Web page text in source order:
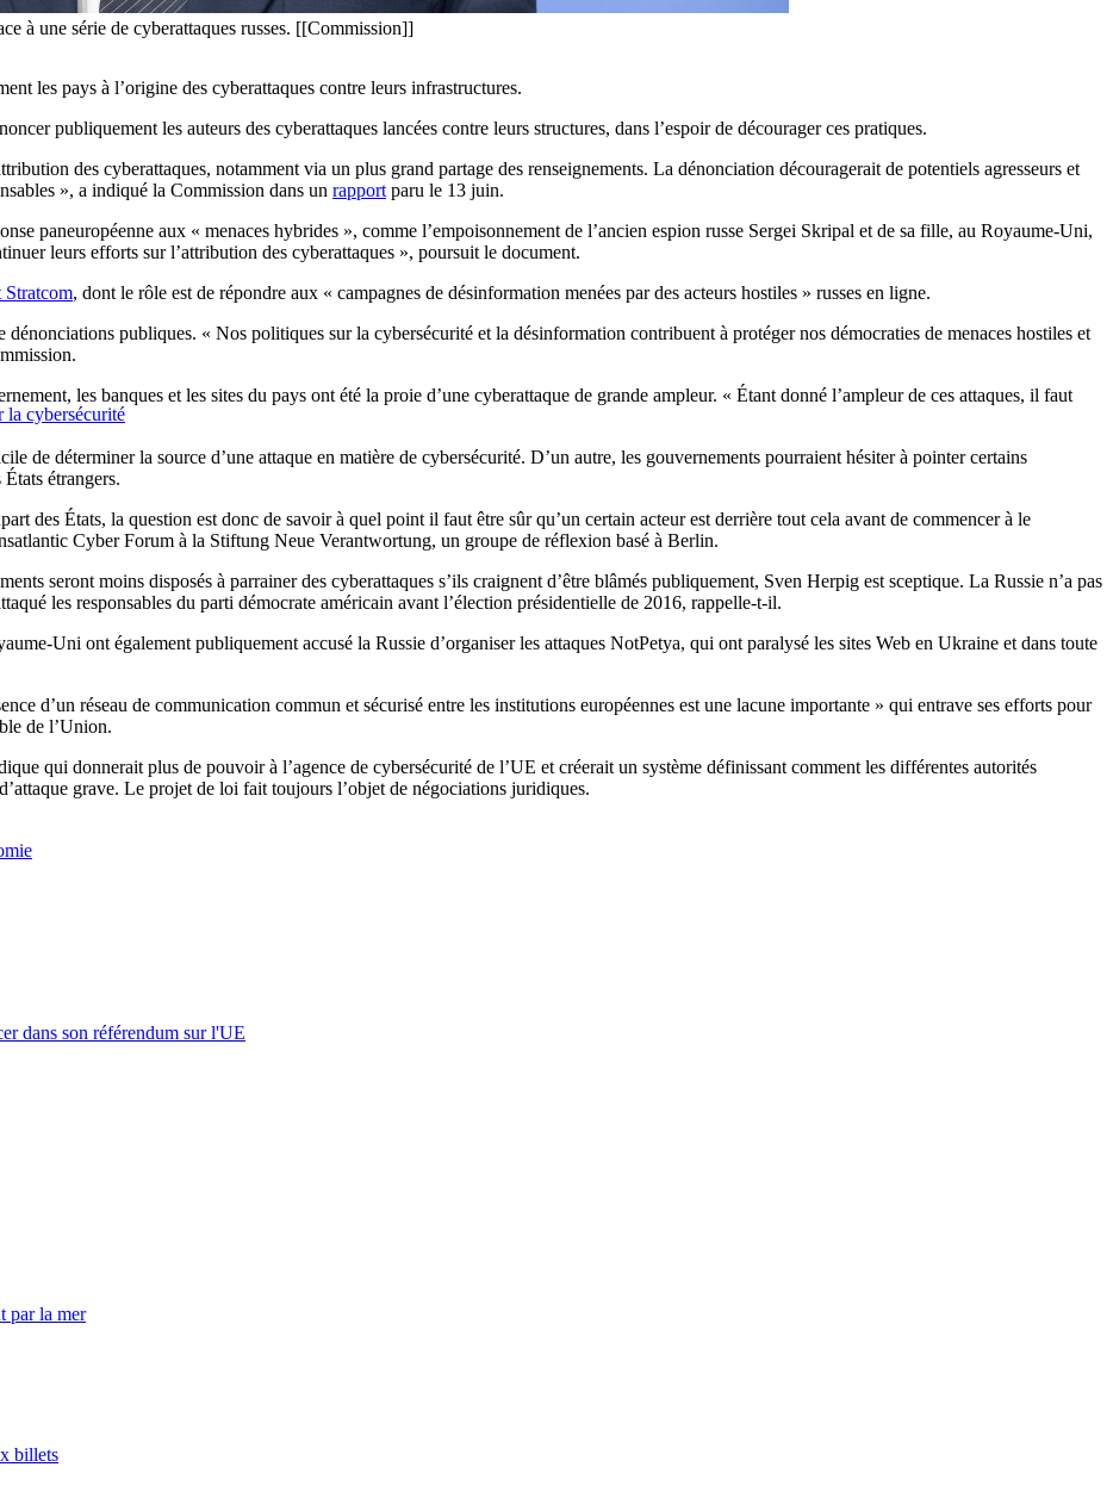
à une série de cyberattaques russes. [[Commission]]
les pays à l’origine des cyberattaques contre leurs infrastructures.
publiquement les auteurs des cyberattaques lancées contre leurs structures, dans l’espoir de décourager ces pratiques.
des cyberattaques, notamment via un plus grand partage des renseignements. La dénonciation découragerait de potentiels agresseurs et
», a indiqué la Commission dans un rapport paru le 13 juin.
paneuropéenne aux « menaces hybrides », comme l’empoisonnement de l’ancien espion russe Sergei Skripal et de sa fille, au Royaume-Uni,
leurs efforts sur l’attribution des cyberattaques », poursuit le document.
Stratcom, dont le rôle est de répondre aux « campagnes de désinformation menées par des acteurs hostiles » russes en ligne.
publiques. « Nos politiques sur la cybersécurité et la désinformation contribuent à protéger nos démocraties de menaces hostiles et
la cybersécurité
les banques et les sites du pays ont été la proie d’une cyberattaque de grande ampleur. « Étant donné l’ampleur de ces attaques, il faut
de déterminer la source d’une attaque en matière de cybersécurité. D’un autre, les gouvernements pourraient hésiter à pointer certains
étrangers.
des États, la question est donc de savoir à quel point il faut être sûr qu’un certain acteur est derrière tout cela avant de commencer à le
Cyber Forum à la Stiftung Neue Verantwortung, un groupe de réflexion basé à Berlin.
seront moins disposés à parrainer des cyberattaques s’ils craignent d’être blâmés publiquement, Sven Herpig est sceptique. La Russie n’a pas
les responsables du parti démocrate américain avant l’élection présidentielle de 2016, rappelle-t-il.
Uni ont également publiquement accusé la Russie d’organiser les attaques NotPetya, qui ont paralysé les sites Web en Ukraine et dans toute
d’un réseau de communication commun et sécurisé entre les institutions européennes est une lacune importante » qui entrave ses efforts pour
de l’Union.
qui donnerait plus de pouvoir à l’agence de cybersécurité de l’UE et créerait un système définissant comment les différentes autorités
grave. Le projet de loi fait toujours l’objet de négociations juridiques.
dans son référendum sur l'UE
par la mer
billets